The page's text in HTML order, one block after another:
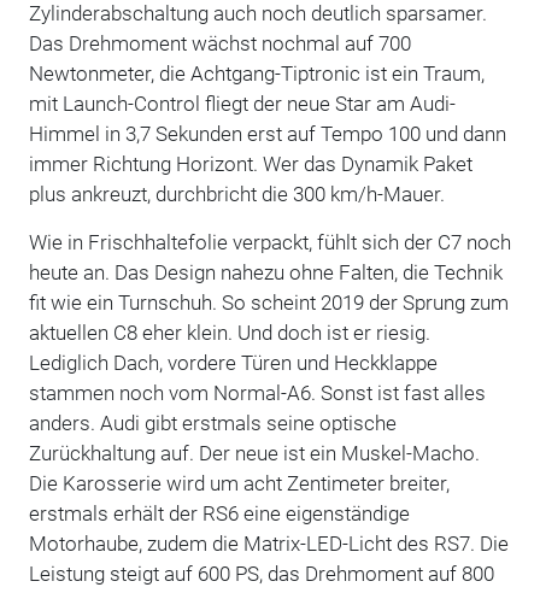
Zylinderabschaltung auch noch deutlich sparsamer.
Das Drehmoment wächst nochmal auf 700
Newtonmeter, die Achtgang-Tiptronic ist ein Traum,
mit Launch-Control fliegt der neue Star am Audi-
Himmel in 3,7 Sekunden erst auf Tempo 100 und dann
immer Richtung Horizont. Wer das Dynamik Paket
plus ankreuzt, durchbricht die 300 km/h-Mauer.
Wie in Frischhaltefolie verpackt, fühlt sich der C7 noch
heute an. Das Design nahezu ohne Falten, die Technik
fit wie ein Turnschuh. So scheint 2019 der Sprung zum
aktuellen C8 eher klein. Und doch ist er riesig.
Lediglich Dach, vordere Türen und Heckklappe
stammen noch vom Normal-A6. Sonst ist fast alles
anders. Audi gibt erstmals seine optische
Zurückhaltung auf. Der neue ist ein Muskel-Macho.
Die Karosserie wird um acht Zentimeter breiter,
erstmals erhält der RS6 eine eigenständige
Motorhaube, zudem die Matrix-LED-Licht des RS7. Die
Leistung steigt auf 600 PS, das Drehmoment auf 800